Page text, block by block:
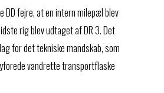
DD fejre, at en intern milepæl blev
rig blev udtaget af DR 3. Det
for det tekniske mandskab, som
vandrette transportflaske